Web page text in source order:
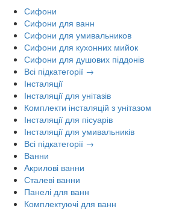
Сифони
Сифони для ванн
Сифони для умивальников
Сифони для кухонних мийок
Сифони для душових піддонів
Всі підкатегорії →
Інсталяції
Інсталяції для унітазів
Комплекти інсталяцій з унітазом
Інсталяції для пісуарів
Інсталяції для умивальників
Всі підкатегорії →
Ванни
Акрилові ванни
Сталеві ванни
Панелі для ванн
Комплектуючі для ванн